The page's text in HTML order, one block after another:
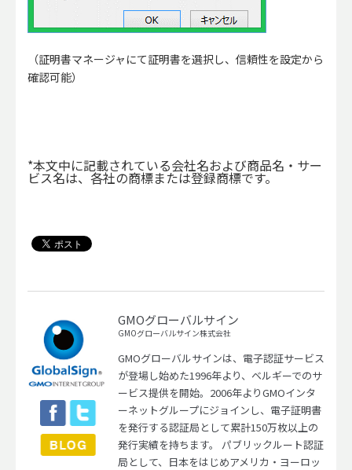
（証明書マネージャにて証明書を選択し、信頼性を設定から
確認可能）
*本文中に記載されている会社名および商品名・サー
ビス名は、各社の商標または登録商標です。
GMOグローバルサイン
GMOグローバルサイン株式会社
GMOグローバルサインは、電子認証サービス
が登場し始めた1996年より、ベルギーでのサ
ービス提供を開始。2006年よりGMOインタ
ーネットグループにジョインし、電子証明書
を発行する認証局として累計150万枚以上の
発行実績を持ちます。 パブリックルート認証
局として、日本をはじめアメリカ・ヨーロッ